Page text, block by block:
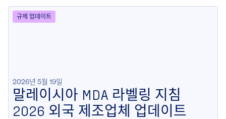
규제 업데이트
2026년 5월 19일
말레이시아 MDA 라벨링 지침
2026 외국 제조업체 업데이트